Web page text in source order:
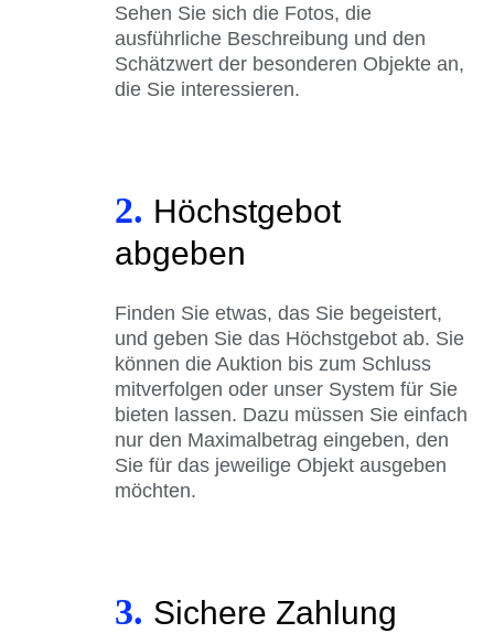
Sehen Sie sich die Fotos, die
ausführliche Beschreibung und den
Schätzwert der besonderen Objekte an,
die Sie interessieren.
2. Höchstgebot
abgeben
Finden Sie etwas, das Sie begeistert,
und geben Sie das Höchstgebot ab. Sie
können die Auktion bis zum Schluss
mitverfolgen oder unser System für Sie
bieten lassen. Dazu müssen Sie einfach
nur den Maximalbetrag eingeben, den
Sie für das jeweilige Objekt ausgeben
möchten.
3. Sichere Zahlung